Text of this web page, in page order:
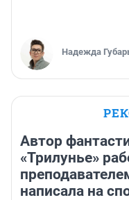
Надежда
Автор
«Трилунье»
написала на